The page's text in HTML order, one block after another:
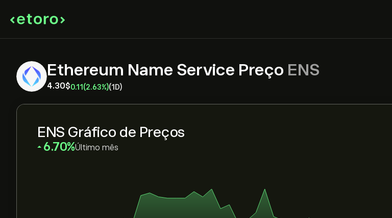
Ethereum Name Service Preço ENS
4.30‎$‎0.11 (2.63%)(1D)
ENS Gráfico de Preços
‎6.70‎ Último mês